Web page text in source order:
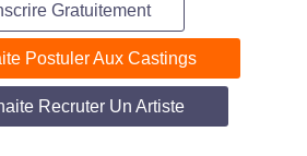
Gratuitement
Postuler Aux Castings
Recruter Un Artiste